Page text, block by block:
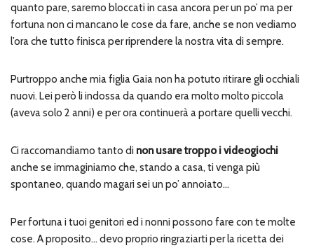
quanto pare, saremo bloccati in casa ancora per un po’ ma per
fortuna non ci mancano le cose da fare, anche se non vediamo
l’ora che tutto finisca per riprendere la nostra vita di sempre.
Purtroppo anche mia figlia Gaia non ha potuto ritirare gli occhiali
nuovi. Lei però li indossa da quando era molto molto piccola
(aveva solo 2 anni) e per ora continuerà a portare quelli vecchi.
Ci raccomandiamo tanto di non usare troppo i videogiochi
anche se immaginiamo che, stando a casa, ti venga più
spontaneo, quando magari sei un po’ annoiato…
Per fortuna i tuoi genitori ed i nonni possono fare con te molte
cose. A proposito… devo proprio ringraziarti per la ricetta dei